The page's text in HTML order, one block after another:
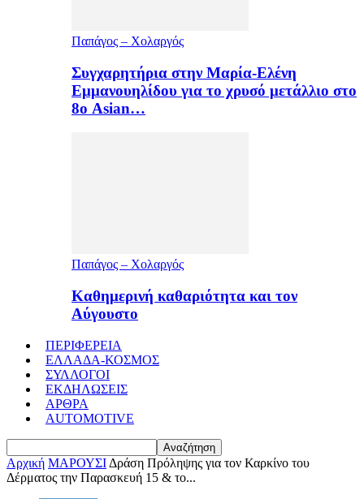
Παπάγος – Χολαργός
Συγχαρητήρια στην Μαρία-Ελένη
Εμμανουηλίδου για το χρυσό μετάλλιο στο
8ο Asian…
Παπάγος – Χολαργός
Καθημερινή καθαριότητα και τον
Αύγουστο
ΠΕΡΙΦΕΡΕΙΑ
ΕΛΛΑΔΑ-ΚΟΣΜΟΣ
ΣΥΛΛΟΓΟΙ
ΕΚΔΗΛΩΣΕΙΣ
ΑΡΘΡΑ
AUTOMOTIVE
Αρχική ΜΑΡΟΥΣΙ Δράση Πρόληψης για τον Καρκίνο του
Δέρματος την Παρασκευή 15 & το...